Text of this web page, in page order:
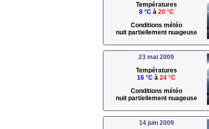
Températures
8 °Cà 20 °C
Conditions météo
nuit partiellement nuageuse
23 mai 2009
Températures
16 °C à 24 °C
Conditions météo
nuit partiellement nuageuse
14 juin 2009